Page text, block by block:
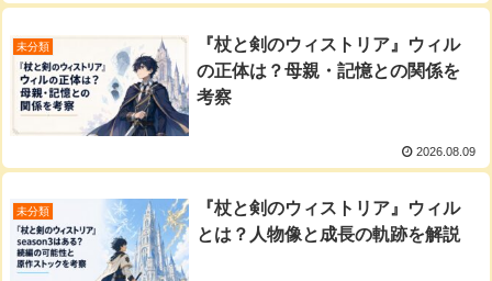
未分類
『杖と剣のウィストリア』ウィル
の正体は？母親・記憶との関係を
考察
2026.08.09
未分類
『杖と剣のウィストリア』ウィル
とは？人物像と成長の軌跡を解説